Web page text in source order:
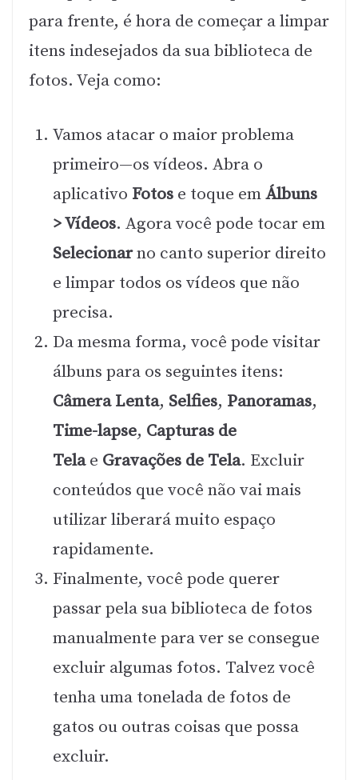
para frente, é hora de começar a limpar
itens indesejados da sua biblioteca de
fotos. Veja como:
Vamos atacar o maior problema
primeiro—os vídeos. Abra o
aplicativo Fotos e toque emÁlbuns
> Vídeos. Agora você pode tocar em
Selecionarno canto superior direito
e limpar todos os vídeos que não
precisa.
Da mesma forma, você pode visitar
álbuns para os seguintes itens:
Câmera Lenta, Selfies, Panoramas,
Time-lapse, Capturas de
Telae Gravações de Tela. Excluir
conteúdos que você não vai mais
utilizar liberará muito espaço
rapidamente.
Finalmente, você pode querer
passar pela sua biblioteca de fotos
manualmente para ver se consegue
excluir algumas fotos. Talvez você
tenha uma tonelada de fotos de
gatos ou outras coisas que possa
excluir.